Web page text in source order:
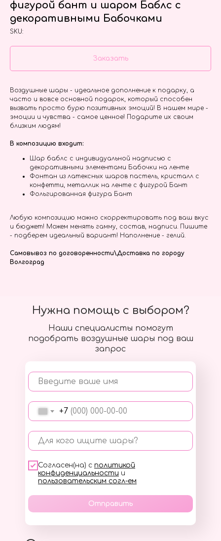
фигурой бант и шаром Баблс с
декоративными Бабочками
SKU:
Заказать
Воздушные шары - идеальное дополнение к подарку, а
часто и вовсе основной подарок, который способен
вызвать просто бурю позитивных эмоций! В нашем мире -
эмоции и чувства - самое ценное! Подарите их своим
близким людям!
В композицию входит:
Шар баблс с индивидуальной надписью с
декоративными элементами Бабочки на ленте
Фонтан из латексных шаров пастель, кристалл с
конфетти, металлик на ленте с фигурой Бант
Фольгированная фигура Бант
Любую композицию можно скорректировать под ваш вкус
и бюджет! Можем менять гамму, состав, надписи. Пишите
- подберем идеальный вариант! Наполнение - гелий.
Самовывоз по договоренности\Доставка по городу
Волгоград
Наши специалисты помогут
подобрать воздушные шары под ваш
запрос
Введите ваше имя
+7
Для кого ищите шары?
Согласен(на) с политикой
конфиденциальности и
пользовательским согл-ем
Отправить
Нужна помощь с выбором?